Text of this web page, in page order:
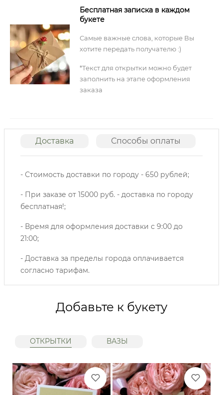
Бесплатная записка в каждом
букете
Самые важные слова, которые Вы
хотите передать получателю :)
*Текст для открытки можно будет
заполнить на этапе оформления
заказа
Доставка Способы оплаты
- Стоимость доставки по городу - 650 рублей;
- При заказе от 15000 руб. - доставка по городу
бесплатная!;
- Время для оформления доставки с 9:00 до
21:00;
- Доставка за пределы города оплачивается
согласно тарифам.
Добавьте к букету
ОТКРЫТКИ ВАЗЫ